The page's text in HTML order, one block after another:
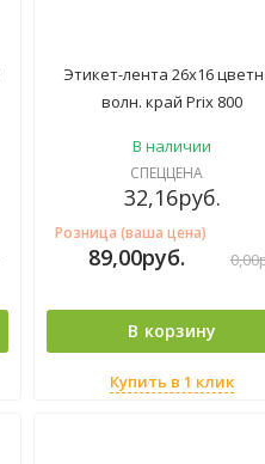
Этикет-лента 26х16
волн. край Prix 800
В наличии
СПЕЦЦЕНА
32,16руб.
Розница (ваша цена)
89,00руб. 0,00
В корзину
Купить в 1 клик